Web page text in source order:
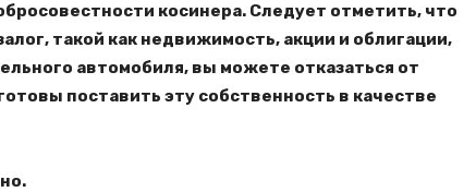
косинера. Следует отметить, что
такой как недвижимость, акции и облигации,
автомобиля, вы можете отказаться от
поставить эту собственность в качестве